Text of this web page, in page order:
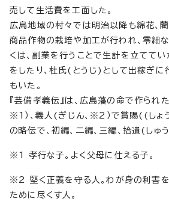
売して生活費を工面した。
広島地域の村々では明治以降も綿花、
商品作物の栽培や加工が行われ、零細
くは、副業を行うことで生計を立てて
をしたり、杜氏(とうじ)として出稼ぎに
もいた。
『芸備孝義伝』は、広島藩の命で作られ
※1）、義人(ぎじん、※2）で賞賜((しょ
の略伝で、初編、二編、三編、拾遺(し
※1 孝行な子。よく父母に仕える子。
※2 堅く正義を守る人。わが身の利害
ために尽くす人。